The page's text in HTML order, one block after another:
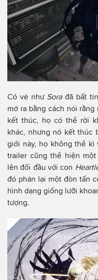
Có vẻ như Sorađã bất
mở ra bằng cách nói
kết thúc, họ có thể rời
khác, nhưng nó kết thúc
giới này, họ không thể
trailer cũng thể hiện
lên đối đầu với con
đó phản lại một đòn tấn
hình dạng giống lưỡi
tượng.